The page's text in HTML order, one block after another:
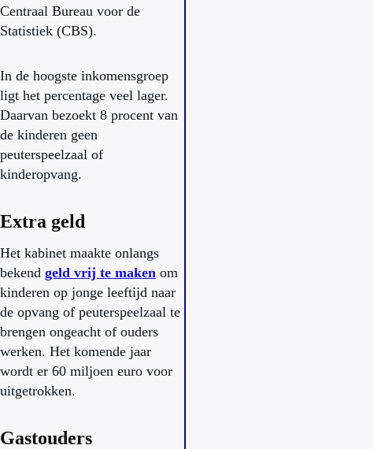
Centraal Bureau voor de
Statistiek (CBS).
In de hoogste inkomensgroep
ligt het percentage veel lager.
Daarvan bezoekt 8 procent van
de kinderen geen
peuterspeelzaal of
kinderopvang.
Extra geld
Het kabinet maakte onlangs
bekend geld vrij te maken om
kinderen op jonge leeftijd naar
de opvang of peuterspeelzaal te
brengen ongeacht of ouders
werken. Het komende jaar
wordt er 60 miljoen euro voor
uitgetrokken.
Gastouders